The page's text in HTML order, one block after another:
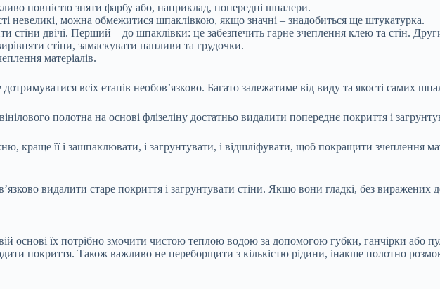
повністю зняти фарбу або, наприклад, попередні шпалери.
невеликі, можна обмежитися шпаклівкою, якщо значні – знадобиться ще штукатурка.
стіни двічі. Перший – до шпаклівки: це забезпечить гарне зчеплення клею та стін.
стіни, замаскувати напливи та грудочки.
матеріалів.
всіх етапів необов’язково. Багато залежатиме від виду та якості самих
полотна на основі флізеліну достатньо видалити попереднє покриття і
краще її і зашпаклювати, і загрунтувати, і відшліфувати, щоб покращити зчеплення
видалити старе покриття і загрунтувати стіни. Якщо вони гладкі, без
основі їх потрібно змочити чистою теплою водою за допомогою губки, ганчірки або
покриття. Також важливо не переборщити з кількістю рідини, інакше полотно